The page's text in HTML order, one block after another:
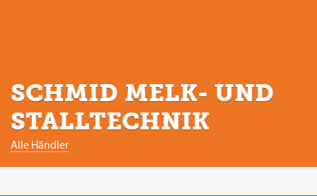
SCHMID MELK- UND
STALLTECHNIK
Alle Händler